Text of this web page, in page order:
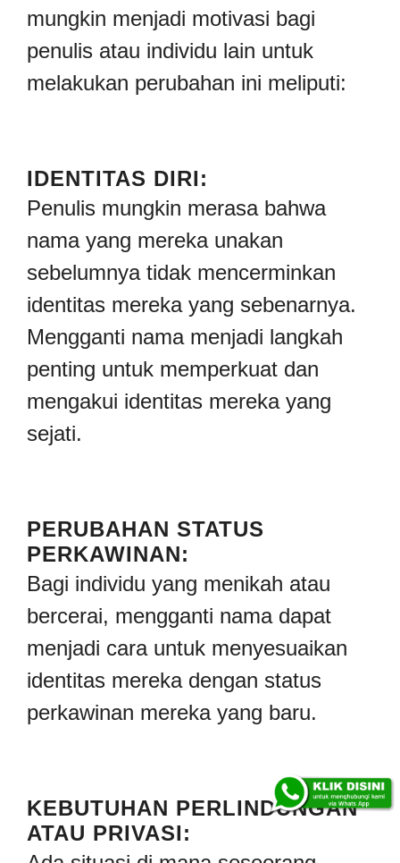
mungkin menjadi motivasi bagi
penulis atau individu lain untuk
melakukan perubahan ini meliputi:
IDENTITAS DIRI:
Penulis mungkin merasa bahwa
nama yang mereka unakan
sebelumnya tidak mencerminkan
identitas mereka yang sebenarnya.
Mengganti nama menjadi langkah
penting untuk memperkuat dan
mengakui identitas mereka yang
sejati.
PERUBAHAN STATUS
PERKAWINAN:
Bagi individu yang menikah atau
bercerai, mengganti nama dapat
menjadi cara untuk menyesuaikan
identitas mereka dengan status
perkawinan mereka yang baru.
KEBUTUHAN PERLINDUNGAN
ATAU PRIVASI: